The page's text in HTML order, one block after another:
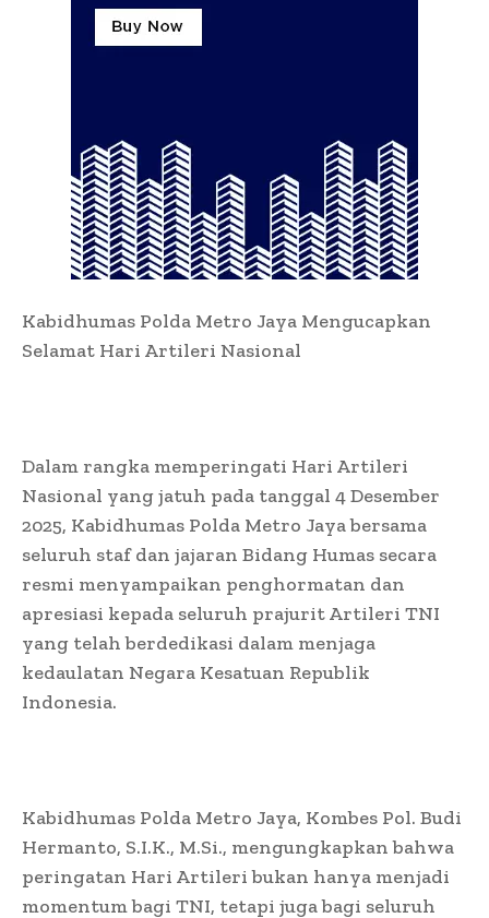
Kabidhumas Polda Metro Jaya Mengucapkan
Selamat Hari Artileri Nasional
Dalam rangka memperingati Hari Artileri
Nasional yang jatuh pada tanggal 4 Desember
2025, Kabidhumas Polda Metro Jaya bersama
seluruh staf dan jajaran Bidang Humas secara
resmi menyampaikan penghormatan dan
apresiasi kepada seluruh prajurit Artileri TNI
yang telah berdedikasi dalam menjaga
kedaulatan Negara Kesatuan Republik
Indonesia.
Kabidhumas Polda Metro Jaya, Kombes Pol. Budi
Hermanto, S.I.K., M.Si., mengungkapkan bahwa
peringatan Hari Artileri bukan hanya menjadi
momentum bagi TNI, tetapi juga bagi seluruh